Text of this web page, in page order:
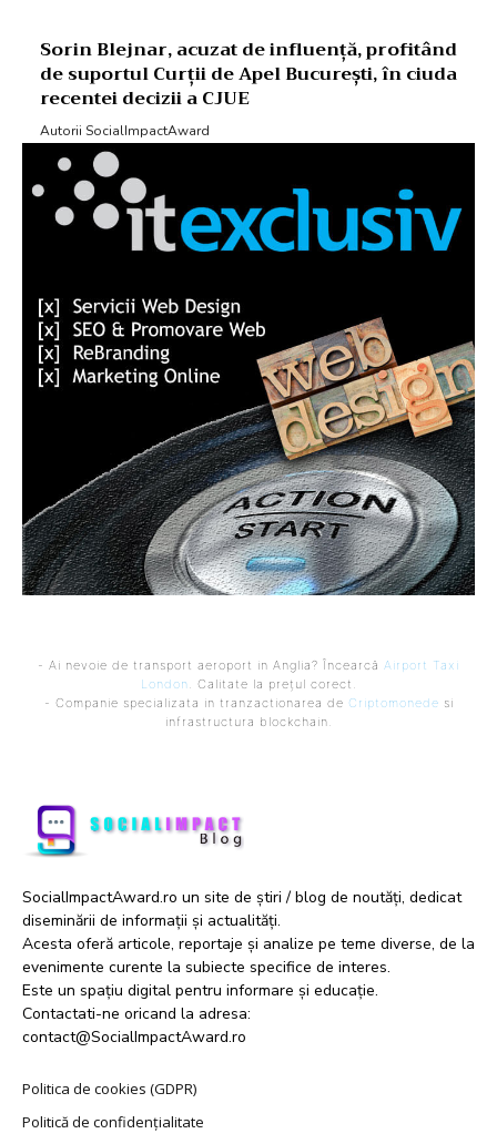
Sorin Blejnar, acuzat de influență, profitând
de suportul Curții de Apel București, în ciuda
recentei decizii a CJUE
Autorii SocialImpactAward
- Ai nevoie de transport aeroport in Anglia? Încearcă Airport Taxi
London . Calitate la prețul corect.
- Companie specializata in tranzactionarea de Criptomonede si
infrastructura blockchain.
SocialImpactAward.ro un site de știri / blog de noutăți, dedicat
diseminării de informații și actualități.
Acesta oferă articole, reportaje și analize pe teme diverse, de la
evenimente curente la subiecte specifice de interes.
Este un spațiu digital pentru informare și educație.
Contactati-ne oricand la adresa:
contact@SocialImpactAward.ro
Politica de cookies (GDPR)
Politică de confidențialitate